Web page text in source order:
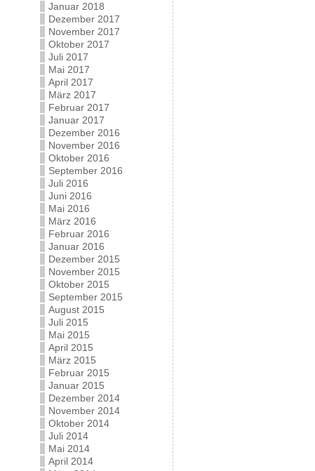
Januar 2018
Dezember 2017
November 2017
Oktober 2017
Juli 2017
Mai 2017
April 2017
März 2017
Februar 2017
Januar 2017
Dezember 2016
November 2016
Oktober 2016
September 2016
Juli 2016
Juni 2016
Mai 2016
März 2016
Februar 2016
Januar 2016
Dezember 2015
November 2015
Oktober 2015
September 2015
August 2015
Juli 2015
Mai 2015
April 2015
März 2015
Februar 2015
Januar 2015
Dezember 2014
November 2014
Oktober 2014
Juli 2014
Mai 2014
April 2014